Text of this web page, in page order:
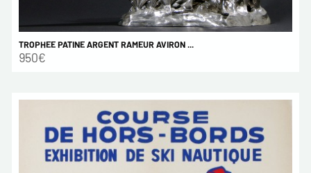
TROPHEE PATINE ARGENT RAMEUR AVIRON ...
950€